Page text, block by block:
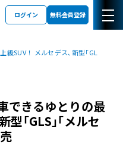
ログイン 無料会員登録
級SUV！ メルセデス､新型｢GL
できるゆとりの最
型｢GLS｣｢メルセ